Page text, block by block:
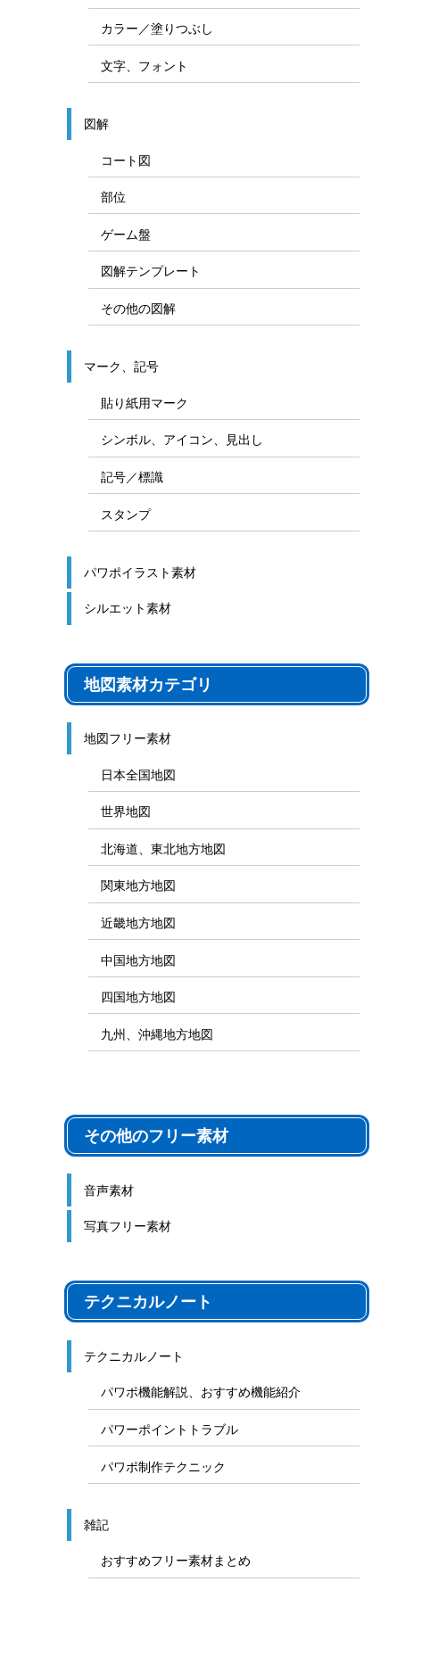
カラー／塗りつぶし
文字、フォント
図解
コート図
部位
ゲーム盤
図解テンプレート
その他の図解
マーク、記号
貼り紙用マーク
シンボル、アイコン、見出し
記号／標識
スタンプ
パワポイラスト素材
シルエット素材
地図素材カテゴリ
地図フリー素材
日本全国地図
世界地図
北海道、東北地方地図
関東地方地図
近畿地方地図
中国地方地図
四国地方地図
九州、沖縄地方地図
その他のフリー素材
音声素材
写真フリー素材
テクニカルノート
テクニカルノート
パワポ機能解説、おすすめ機能紹介
パワーポイントトラブル
パワポ制作テクニック
雑記
おすすめフリー素材まとめ